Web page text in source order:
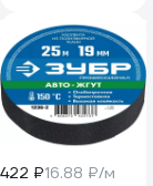
422 ₽16.88 ₽/м